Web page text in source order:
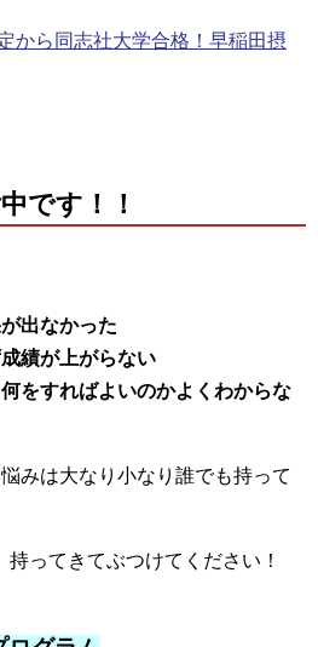
から同志社大学合格！早稲田摂
です！！
出なかった
績が上がらない
をすればよいのかよくわからな
みは大なり小なり誰でも持って
ってきてぶつけてください！